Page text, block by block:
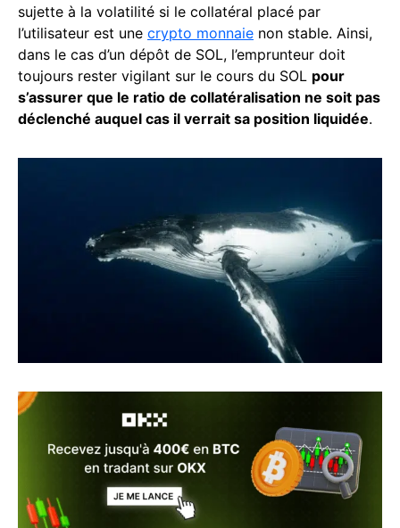
sujette à la volatilité si le collatéral placé par
l’utilisateur est une crypto monnaie non stable. Ainsi,
dans le cas d’un dépôt de SOL, l’emprunteur doit
toujours rester vigilant sur le cours du SOL pour
s’assurer que le ratio de collatéralisation ne soit pas
déclenché auquel cas il verrait sa position liquidée.